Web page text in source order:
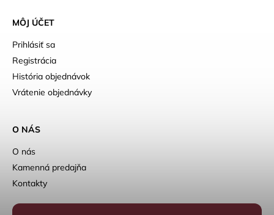
MÔJ ÚČET
Prihlásiť sa
Registrácia
História objednávok
Vrátenie objednávky
O NÁS
O nás
Kamenná predajňa
Kontakty